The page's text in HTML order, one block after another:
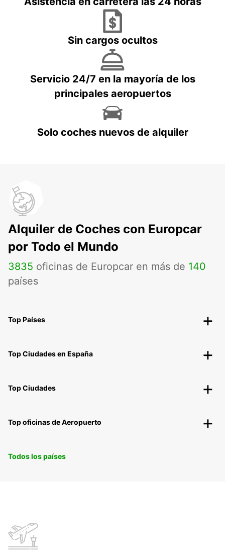
Sin cargos ocultos
Servicio 24/7 en la mayoría de los
principales aeropuertos
Solo coches nuevos de alquiler
Alquiler de Coches con Europcar
por Todo el Mundo
3835 oficinas de Europcar en más de 140
países
Top Países
Top Ciudades en España
Top Ciudades
Top oficinas de Aeropuerto
Todos los países